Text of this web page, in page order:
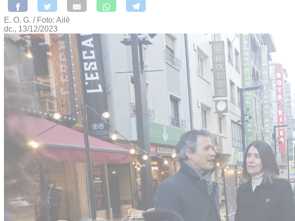
E. O. G. / Foto: Ailè
dc., 13/12/2023